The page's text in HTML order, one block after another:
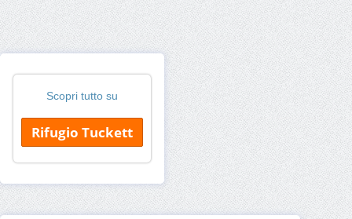
Scopri tutto su
Rifugio Tuckett